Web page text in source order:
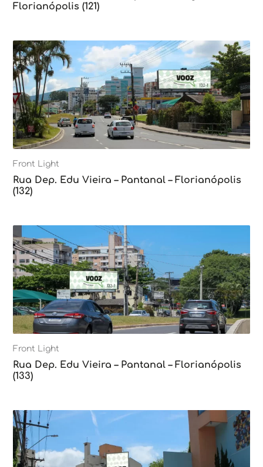
Florianópolis (121)
Front Light
Rua Dep. Edu Vieira – Pantanal – Florianópolis
(132)
Front Light
Rua Dep. Edu Vieira – Pantanal – Florianópolis
(133)